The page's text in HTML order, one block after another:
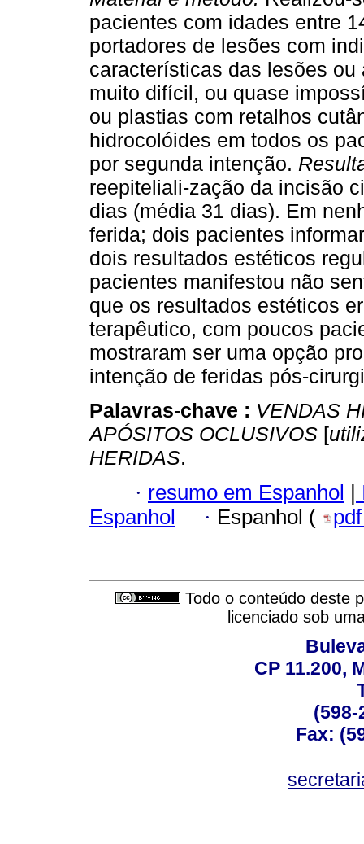
pacientes com idades entre
portadores de lesões com
características das lesões
muito difícil, ou quase
ou plastias com retalhos
hidrocolóides em todos os
por segunda intenção.
reepiteliali-zação da incisão
dias (média 31 dias). Em
ferida; dois pacientes
dois resultados estéticos
pacientes manifestou não
que os resultados estéticos
terapêutico, com poucos
mostraram ser uma opção
intenção de feridas pós-
Palavras-chave : VENDAS
APÓSITOS OCLUSIVOS [
HERIDAS.
· resumo em Espanhol |
Espanhol
· Espanhol (
Todo o conteúdo deste
licenciado sob
CP 11.200,
(598-
Fax: